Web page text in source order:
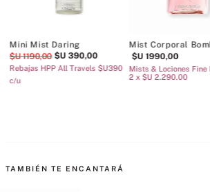
Mini Mist Daring
$U 1190,00 $U 390,00
Rebajas HPP All Travels $U390
c/u
Mist Corporal
$U 1990,00
Mists & Lociones Fine
2 x $U 2.290.00
TAMBIÉN TE ENCANTARÁ